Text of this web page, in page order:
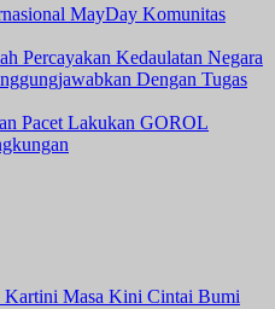
MayDay Komunitas
Percayakan Kedaulatan Negara
Dengan Tugas
Pacet Lakukan GOROL
Masa Kini Cintai Bumi